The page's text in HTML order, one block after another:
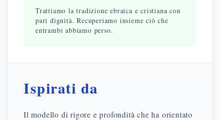
Trattiamo la tradizione ebraica e cristiana con
pari dignità. Recuperiamo insieme ciò che
entrambi abbiamo perso.
Ispirati da
Il modello di rigore e profondità che ha orientato